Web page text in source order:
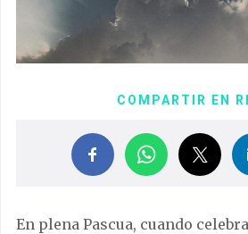
COMPARTIR EN
En plena Pascua, cuando